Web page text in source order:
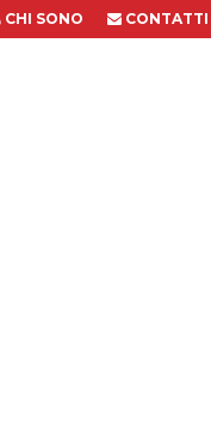
CHI SONO CONTATTI